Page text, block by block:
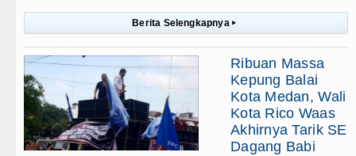
Berita Selengkapnya ▸
Ribuan Massa
Kepung Balai
Kota Medan, Wali
Kota Rico Waas
Akhirnya Tarik SE
Dagang Babi